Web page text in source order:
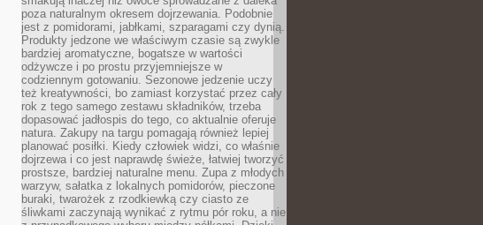
poza naturalnym okresem dojrzewania. Podobnie
jest z pomidorami, jabłkami, szparagami czy dynią.
Produkty jedzone we właściwym czasie są zwykle
bardziej aromatyczne, bogatsze w wartości
odżywcze i po prostu przyjemniejsze w
codziennym gotowaniu. Sezonowe jedzenie uczy
też kreatywności, bo zamiast korzystać przez cały
rok z tego samego zestawu składników, trzeba
dopasować jadłospis do tego, co aktualnie oferuje
natura. Zakupy na targu pomagają również lepiej
planować posiłki. Kiedy człowiek widzi, co właśnie
dojrzewa i co jest naprawdę świeże, łatwiej tworzyć
prostsze, bardziej naturalne menu. Zupa z młodych
warzyw, sałatka z lokalnych pomidorów, pieczone
buraki, twarożek z rzodkiewką czy ciasto ze
śliwkami zaczynają wynikać z rytmu pór roku, a nie